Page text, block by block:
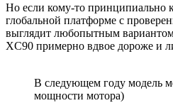
Но если кому-то принципиально
глобальной платформе с
выглядит любопытным
XC90 примерно вдвое дороже и
В следующем году модель
мощности мотора)